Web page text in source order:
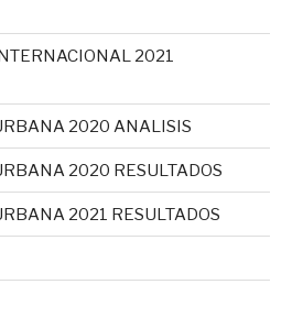
2021
2020 ANALISIS
2020 RESULTADOS
2021 RESULTADOS